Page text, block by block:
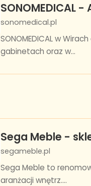
SONOMEDICAL
sonomedical.pl
SONOMEDICAL w
gabinetach oraz w...
Sega Meble -
segameble.pl
Sega Meble to
aranżacji wnętrz....